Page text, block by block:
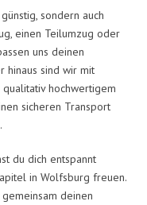
sondern auch
einen Teilumzug oder
uns deinen
hinaus sind wir mit
hochwertigem
sicheren Transport
du dich entspannt
in Wolfsburg freuen.
deinen